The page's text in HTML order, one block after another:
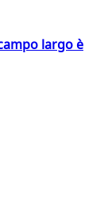
largo è